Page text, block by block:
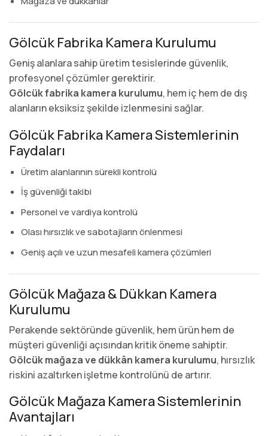
Gölcük Fabrika Kamera Kurulumu
Geniş alanlara sahip üretim tesislerinde güvenlik,
profesyonel çözümler gerektirir.
Gölcük fabrika kamera kurulumu, hem iç hem de dış
alanların eksiksiz şekilde izlenmesini sağlar.
Gölcük Fabrika Kamera Sistemlerinin
Faydaları
Üretim alanlarının sürekli kontrolü
İş güvenliği takibi
Personel ve vardiya kontrolü
Olası hırsızlık ve sabotajların önlenmesi
Geniş açılı ve uzun mesafeli kamera çözümleri
Gölcük Mağaza & Dükkan Kamera
Kurulumu
Perakende sektöründe güvenlik, hem ürün hem de
müşteri güvenliği açısından kritik öneme sahiptir.
Gölcük mağaza ve dükkân kamera kurulumu, hırsızlık
riskini azaltırken işletme kontrolünü de artırır.
Gölcük Mağaza Kamera Sistemlerinin
Avantajları